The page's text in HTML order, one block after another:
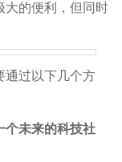
大的便利，但同时
通过以下几个方
个未来的科技社